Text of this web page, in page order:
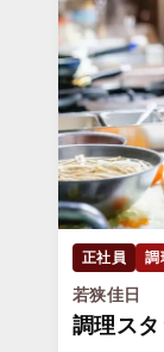
正社員 調
若狭佳日
調理スタ